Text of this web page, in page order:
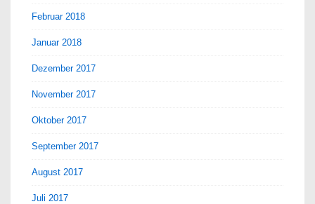
Februar 2018
Januar 2018
Dezember 2017
November 2017
Oktober 2017
September 2017
August 2017
Juli 2017